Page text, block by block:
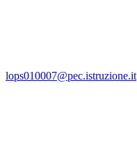
lops010007@pec.istruzione.it